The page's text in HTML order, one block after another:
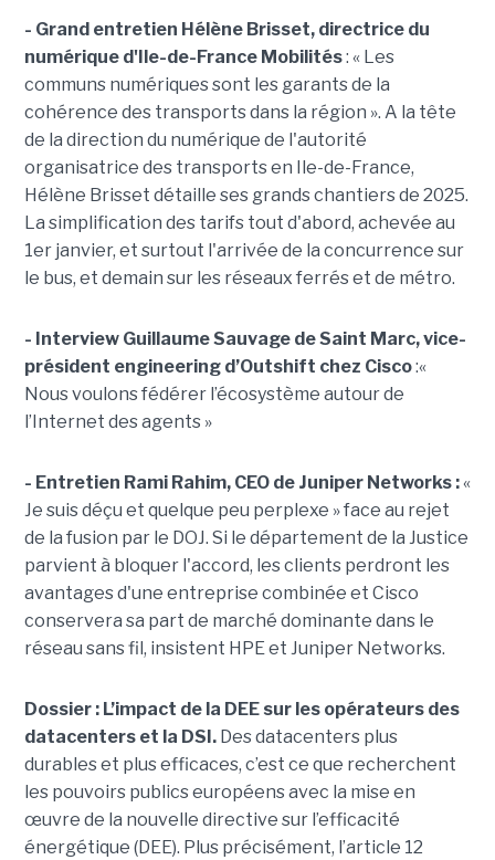
- Grand entretien Hélène Brisset, directrice du
numérique d'Ile-de-France Mobilités: « Les
communs numériques sont les garants de la
cohérence des transports dans la région ». A la tête
de la direction du numérique de l'autorité
organisatrice des transports en Ile-de-France,
Hélène Brisset détaille ses grands chantiers de 2025.
La simplification des tarifs tout d'abord, achevée au
1er janvier, et surtout l'arrivée de la concurrence sur
le bus, et demain sur les réseaux ferrés et de métro.
- Interview Guillaume Sauvage de Saint Marc, vice-
président engineering d’Outshift chez Cisco:«
Nous voulons fédérer l’écosystème autour de
l’Internet des agents »
- Entretien Rami Rahim, CEO de Juniper Networks :«
Je suis déçu et quelque peu perplexe » face au rejet
de la fusion par le DOJ. Si le département de la Justice
parvient à bloquer l'accord, les clients perdront les
avantages d'une entreprise combinée et Cisco
conservera sa part de marché dominante dans le
réseau sans fil, insistent HPE et Juniper Networks.
Dossier : L’impact de la DEE sur les opérateurs des
datacenters et la DSI. Des datacenters plus
durables et plus efficaces, c’est ce que recherchent
les pouvoirs publics européens avec la mise en
œuvre de la nouvelle directive sur l’efficacité
énergétique (DEE). Plus précisément, l’article 12